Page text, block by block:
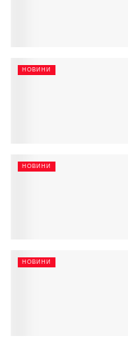
НОВИНИ
НОВИНИ
НОВИНИ